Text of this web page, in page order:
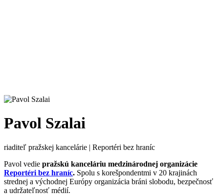
Pavol Szalai
riaditeľ pražskej kancelárie | Reportéri bez hraníc
Pavol vedie pražskú kanceláriu medzinárodnej organizácie
Reportéri bez hraníc. Spolu s korešpondentmi v 20 krajinách
strednej a východnej Európy organizácia bráni slobodu, bezpečnosť
a udržateľnosť médií.